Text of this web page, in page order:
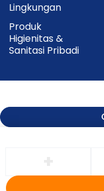
Lingkungan
Produk
Higienitas &
Sanitasi Pribadi